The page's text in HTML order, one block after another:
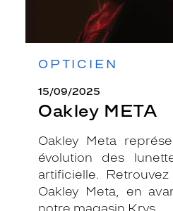
OPTICIEN
15/09/2025
Oakley META
Oakley Meta
évolution des
artificielle.
Oakley Meta, en
notre magasin Krys.